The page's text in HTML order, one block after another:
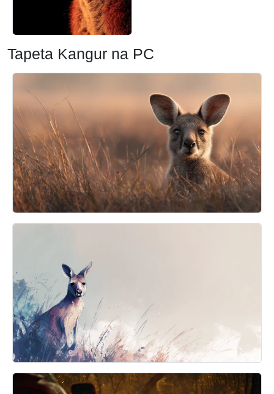
Tapeta Kangur na PC